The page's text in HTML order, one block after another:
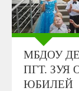
МБДОУ
ПГТ. ЗУЯ
ЮБИЛЕЙ